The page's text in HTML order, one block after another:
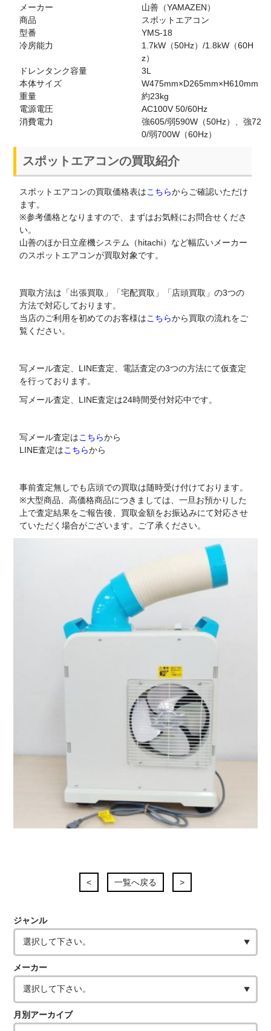
メーカー
山善（YAMAZEN）
商品
スポットエアコン
型番
YMS-18
冷房能力
1.7kW（50Hz）/1.8kW（60H
z）
ドレンタンク容量
3L
本体サイズ
W475mm×D265mm×H610mm
重量
約23kg
電源電圧
AC100V 50/60Hz
消費電力
強605/弱590W（50Hz）、強72
0/弱700W（60Hz）
スポットエアコンの買取紹介
スポットエアコンの買取価格表はこちらからご確認いただけ
ます。
※参考価格となりますので、まずはお気軽にお問合せくださ
い。
山善のほか日立産機システム（hitachi）など幅広いメーカー
のスポットエアコンが買取対象です。
買取方法は「出張買取」「宅配買取」「店頭買取」の3つの
方法で対応しております。
当店のご利用を初めてのお客様はこちらから買取の流れをご
覧ください。
写メール査定、LINE査定、電話査定の3つの方法にて仮査定
を行っております。
写メール査定、LINE査定は24時間受付対応中です。
写メール査定はこちらから
LINE査定はこちらから
事前査定無しでも店頭での買取は随時受け付けております。
※大型商品、高価格商品につきましては、一旦お預かりした
上で査定結果をご報告後、買取金額をお振込みにて対応させ
ていただく場合がございます。ご了承ください。
< 一覧へ戻る >
ジャンル
メーカー
月別アーカイブ